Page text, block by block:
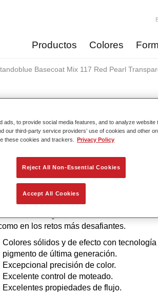
Productos Colores
Basecoat Mix 117 Red Pearl
Basecoat Mix 117
la serie Standoblue ofrece los niveles
se debe a que la competencia en el
más altos estándares de calidad están
en los retos más desafiantes.
Colores sólidos y de efecto con tecnología
pigmento de última generación.
Excepcional precisión de color.
Excelente control de moteado.
Excelentes propiedades de flujo.
ads, to provide social media features, and to analyze website
our third-party service providers’ use of cookies and other
these cookies and trackers.
Privacy Policy
Reject All Non-Essential Cookies
Accept All Cookies